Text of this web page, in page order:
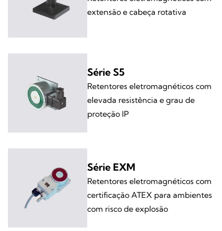
extensão e cabeça rotativa
Série S5
Retentores eletromagnéticos com
elevada resistência e grau de
proteção IP
Série EXM
Retentores eletromagnéticos com
certificação ATEX para ambientes
com risco de explosão